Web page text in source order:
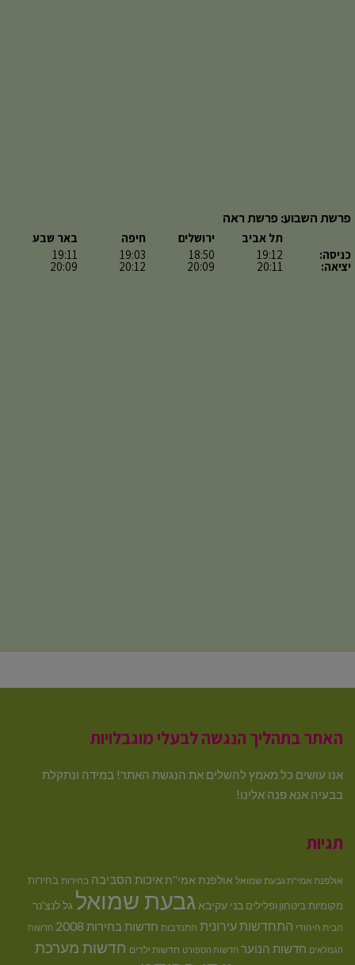
פרשת השבוע: פרשת ראה
כניסה:
יציאה:
תל אביב
19:12
20:11
ירושלים
18:50
20:09
חיפה
19:03
20:12
באר שבע
19:11
20:09
האתר בתהליך הנגשה לבעלי מוגבלויות
אנו עושים כל מאמץ להשלים את הנגשת האתר! במידה ונתקלת
בבעיה אנא פנה אלינו!
תגיות
אולפנת אמי"ת גבעת שמואל אולפנת אמי''תאיכות הסביבה בחירות בחירות
מקומיות ביטחון ופלילים בני עקיבא גבעת שמואל גל לנצ'נר
הבית היהודי התחדשות עירונית התנדבות חדשות בחירות 2008 חדשות
הגמלאים חדשות הנוער חדשות הספורט חדשות ילדים חדשות מערכת